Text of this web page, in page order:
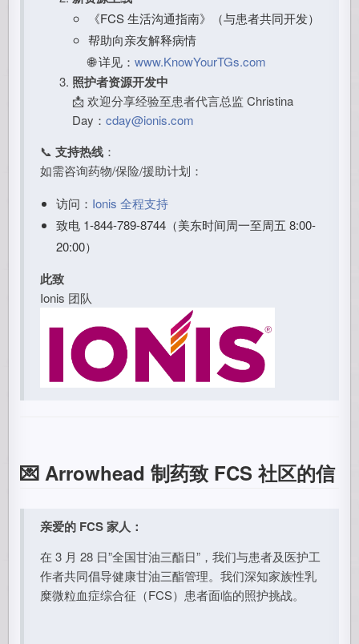
《FCS 生活沟通指南》（与患者共同开发）
帮助向亲友解释病情
🌐 详见：www.KnowYourTGs.com
照护者资源开发中
📩 欢迎分享经验至患者代言总监 Christina
Day：cday@ionis.com
📞支持热线 ：
如需咨询药物/保险/援助计划：
访问： Ionis 全程支持
致电 1-844-789-8744（美东时间周一至周五 8:00-
20:00）
此致
Ionis 团队
💌 Arrowhead 制药致 FCS 社区的信
亲爱的 FCS 家人：
在 3 月 28 日”全国甘油三酯日”，我们与患者及医护工
作者共同倡导健康甘油三酯管理。我们深知家族性乳
糜微粒血症综合征（FCS）患者面临的照护挑战。